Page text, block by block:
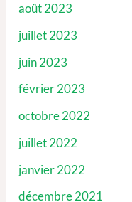
août 2023
juillet 2023
juin 2023
février 2023
octobre 2022
juillet 2022
janvier 2022
décembre 2021